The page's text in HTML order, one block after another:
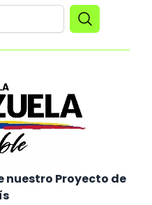
nuestro Proyecto de